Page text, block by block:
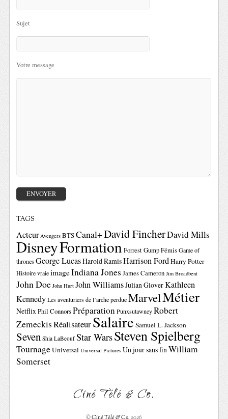
Sujet
Votre message
TAGS
Acteur Avengers BTSCanal+David FincherDavid Mills
DisneyFormationForrest GumpFémis Game of
thrones George LucasHarold RamisHarrison FordHarry Potter
Histoire vraie imageIndiana Jones James Cameron Jim Broadbent
John Doe John Hurt John WilliamsJulian GloverKathleen
Kennedy Les aventuriers de l’arche perdue MarvelMétier
NetflixPhil ConnorsPréparation Punxsutawney Robert
ZemeckisRéalisateurSalaire Samuel L. Jackson
Seven Shia LaBeouf Star WarsSteven Spielberg
TournageUniversal Universal Pictures Un jour sans finWilliam
Somerset
Ciné Télé & Co.